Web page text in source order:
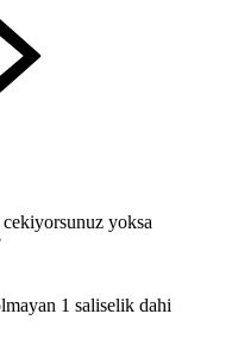
yoksa
1 saliselik dahi